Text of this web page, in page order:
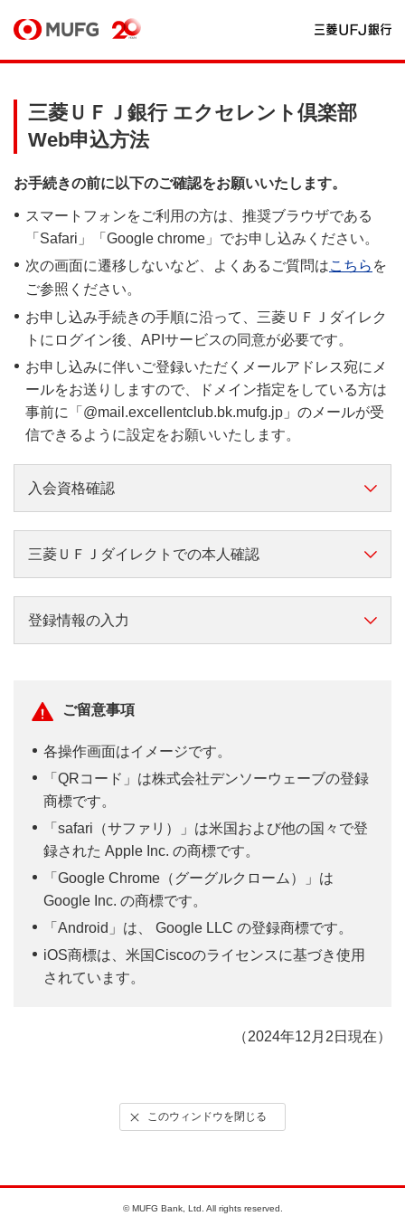
三菱ＵＦＪ銀行 エクセレント倶楽部
Web申込方法
お手続きの前に以下のご確認をお願いいたします。
スマートフォンをご利用の方は、推奨ブラウザである
「Safari」「Google chrome」でお申し込みください。
次の画面に遷移しないなど、よくあるご質問はこちら を
ご参照ください。
お申し込み手続きの手順に沿って、三菱ＵＦＪダイレク
トにログイン後、APIサービスの同意が必要です。
お申し込みに伴いご登録いただくメールアドレス宛にメ
ールをお送りしますので、ドメイン指定をしている方は
事前に「@mail.excellentclub.bk.mufg.jp」のメールが受
信できるように設定をお願いいたします。
入会資格確認
STEP. 1 入会申込ページへアクセス
新規入会申し込みを行います。
以下のいずれかの方法でアクセスしてください。
①
三菱ＵＦＪ銀行ホームページ ＞ 個人のお客さま ＞
将来にそなえる ＞ エクセレント倶楽部 ＞
会ページへ
②
リーフレット等に記載のQRコードの読み取りで新
規入会ページへ
三菱ＵＦＪダイレクトでの本人確認
STEP.1 ログイン情報の入力
バンキング）にログインします。
（家族会員ご本人名義の口座）が必要です。また、Web申
三菱ＵＦＪダイレクトAPIサービスの同意
登録情報の入力
ご留意事項
各操作画面はイメージです。
「QRコード」は株式会社デンソーウェーブの登録
商標です。
「safari（サファリ）」は米国および他の国々で登
録された Apple Inc. の商標です。
「Google Chrome（グーグルクローム）」は
Google Inc. の商標です。
「Android」は、 Google LLC の登録商標です。
iOS商標は、米国Ciscoのライセンスに基づき使用
されています。
（2024年12月2日現在）
このウィンドウを閉じる
© MUFG Bank, Ltd. All rights reserved.